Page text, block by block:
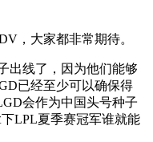
，大家都非常期待。
线了，因为他们能够
已经至少可以确保得
会作为中国头号种子
LPL夏季赛冠军谁就能